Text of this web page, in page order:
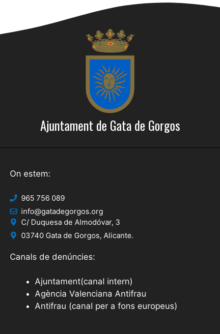
Ajuntament de Gata de Gorgos
On estem:
965 756 089
info@gatadegorgos.org
C/ Duquesa de Almodóvar, 3
03740 Gata de Gorgos, Alicante.
Canals de denúncies:
Ajuntament(canal intern)
Agència Valenciana Antifrau
Antifrau (canal per a fons europeus)